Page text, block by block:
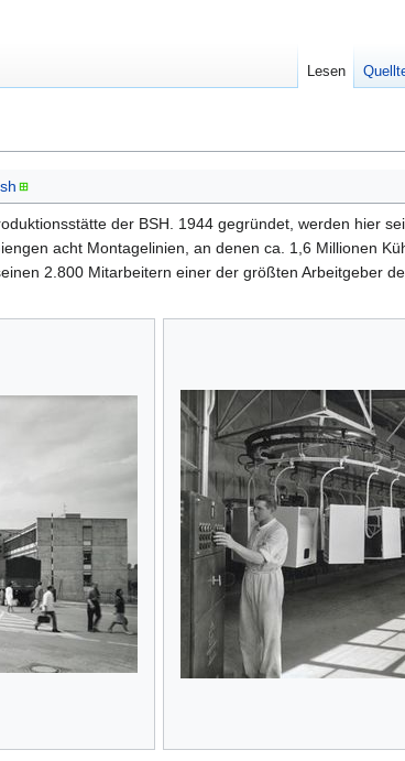
der BSH. 1944 gegründet, werden hier
acht Montagelinien, an denen ca. 1,6 Millionen
2.800 Mitarbeitern einer der größten Arbeitgeber
Lesen